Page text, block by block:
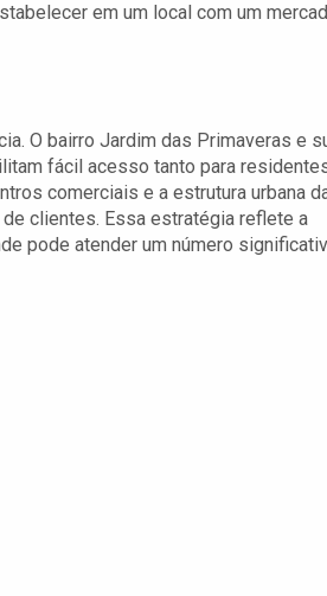
em um local com um
O bairro Jardim das Primaveras e
fácil acesso tanto para
comerciais e a estrutura urbana
clientes. Essa estratégia reflete a
pode atender um número